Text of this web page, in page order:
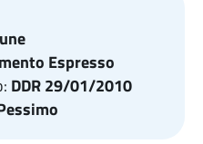
Espresso
DDR 29/01/2010